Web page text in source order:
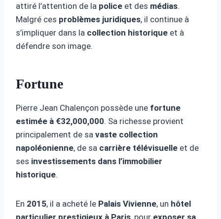
attiré l’attention de la police et des médias.
Malgré ces problèmes juridiques, il continue à
s’impliquer dans la collection historique et à
défendre son image.
Fortune
Pierre Jean Chalençon possède une fortune
estimée à €32,000,000. Sa richesse provient
principalement de sa vaste collection
napoléonienne, de sa carrière télévisuelle et de
ses investissements dans l’immobilier
historique.
En 2015, il a acheté le Palais Vivienne, un hôtel
particulier prestigieux à Paris , pour exposer sa